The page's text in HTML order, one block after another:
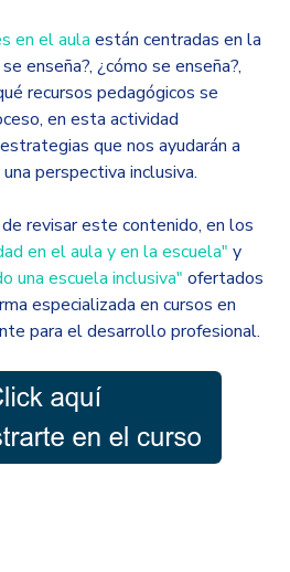
en el aula están centradas en la
enseña?, ¿cómo se enseña?,
recursos pedagógicos se
en esta actividad
que nos ayudarán a
perspectiva inclusiva.
revisar este contenido, en los
en el aula y en la escuela" y
una escuela inclusiva" ofertados
especializada en cursos en
para el desarrollo profesional.